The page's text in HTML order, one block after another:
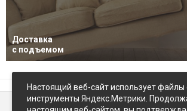
Доставка
с подъемом
Настоящий веб-сайт использует файлы
инструменты Яндекс.Метрики.